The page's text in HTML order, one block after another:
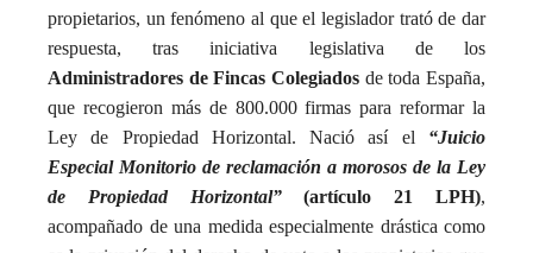
propietarios, un fenómeno al que el legislador trató de dar
respuesta, tras iniciativa legislativa de los
Administradores de Fincas Colegiados de toda España,
que recogieron más de 800.000 firmas para reformar la
Ley de Propiedad Horizontal. Nació así el “Juicio
Especial Monitorio de reclamación a morosos de la Ley
de Propiedad Horizontal”(artículo 21 LPH),
acompañado de una medida especialmente drástica como